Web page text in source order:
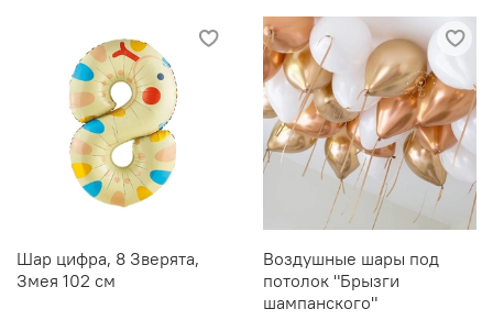
Шар цифра, 8 Зверята,
Змея 102 см
Воздушные шары под
потолок "Брызги
шампанского"